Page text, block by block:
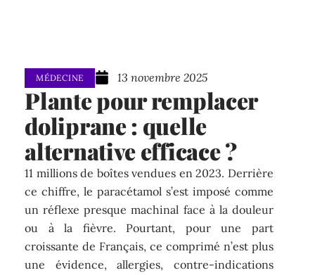
MÉDECINE 13 novembre 2025
Plante pour remplacer
doliprane : quelle
alternative efficace ?
11 millions de boîtes vendues en 2023. Derrière
ce chiffre, le paracétamol s’est imposé comme
un réflexe presque machinal face à la douleur
ou à la fièvre. Pourtant, pour une part
croissante de Français, ce comprimé n’est plus
une évidence, allergies, contre-indications